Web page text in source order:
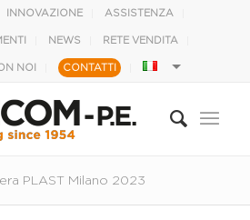
INNOVAZIONE ASSISTENZA
NEWS RETE VENDITA
NOI CONTATTI
PLAST Milano 2023